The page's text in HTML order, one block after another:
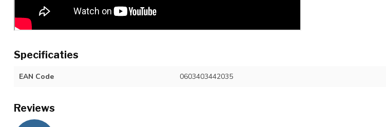
Specificaties
EAN Code 0603403442035
Reviews